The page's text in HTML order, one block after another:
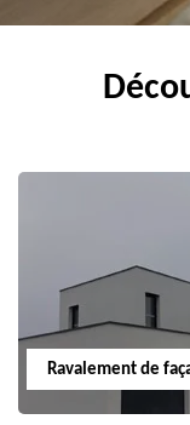
Ravalement de